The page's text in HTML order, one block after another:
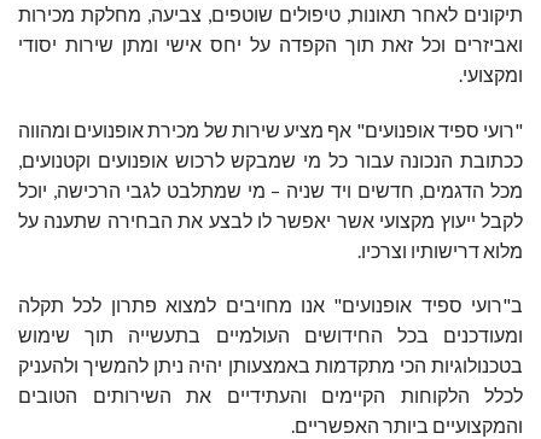
תיקונים לאחר תאונות, טיפולים שוטפים, צביעה, מחלקת מכירות
ואביזרים וכל זאת תוך הקפדה על יחס אישי ומתן שירות יסודי
ומקצועי
"רועי ספיד אופנועים" אף מציע שירות של מכירת אופנועים ומהווה
ככתובת הנכונה עבור כל מי שמבקש לרכוש אופנועים וקטנועים,
מכל הדגמים, חדשים ויד שניה – מי שמתלבט לגבי הרכישה, יוכל
לקבל ייעוץ מקצועי אשר יאפשר לו לבצע את הבחירה שתענה על
מלוא דרישותיו וצרכיו.
ב"רועי ספיד אופנועים" אנו מחויבים למצוא פתרון לכל תקלה
ומעודכנים בכל החידושים העולמיים בתעשייה תוך שימוש
בטכנולוגיות הכי מתקדמות באמצעותן יהיה ניתן להמשיך ולהעניק
לכלל הלקוחות הקיימים והעתידיים את השירותים הטובים
והמקצועיים ביותר האפשריים.